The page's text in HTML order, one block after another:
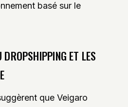
basé sur le
DROPSHIPPING ET LES
que Veigaro